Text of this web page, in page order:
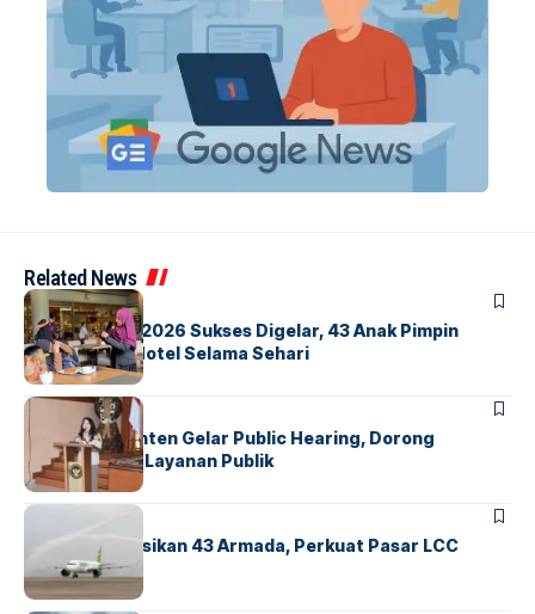
Related News
BERITAINDEX
GM For A Day 2026 Sukses Digelar, 43 Anak Pimpin
Operasional Hotel Selama Sehari
BANDARA BERITA
Karantina Banten Gelar Public Hearing, Dorong
Transparansi Layanan Publik
BANDARA
Citilink Operasikan 43 Armada, Perkuat Pasar LCC
Nasional